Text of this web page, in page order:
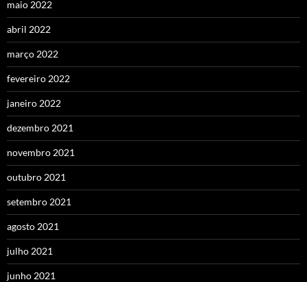
maio 2022
abril 2022
março 2022
fevereiro 2022
janeiro 2022
dezembro 2021
novembro 2021
outubro 2021
setembro 2021
agosto 2021
julho 2021
junho 2021